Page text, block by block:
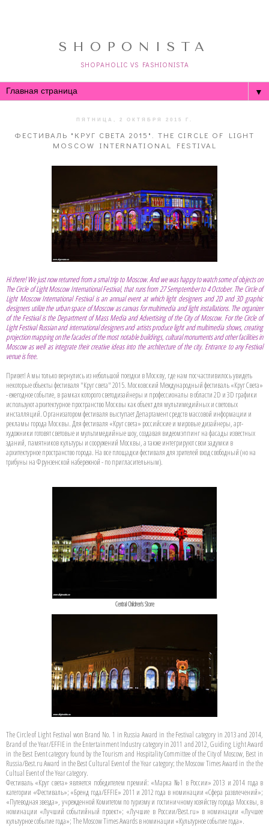
SHOPONISTA
SHOPAHOLIC VS FASHIONISTA
▼
ПЯТНИЦА, 2 ОКТЯБРЯ 2015 Г.
ФЕСТИВАЛЬ "КРУГ СВЕТА 2015". THE CIRCLE OF LIGHT
MOSCOW INTERNATIONAL FESTIVAL
Hi there! We just now returned from a smal trip to Moscow. And we was happy to watch some of objects on
The Circle of Light Moscow International Festival, that runs from 27 Semptember to 4 October. The Circle of
Light Moscow International Festival is an annual event at which light designers and 2D and 3D graphic
designers utilize the urban space of Moscow as canvas for multimedia and light installations. The organizer
of the Festival is the Department of Mass Media and Advertising of the City of Moscow. For the Circle of
Light Festival Russian and international designers and artists produce light and multimedia shows, creating
projection mapping on the facades of the most notable buildings, cultural monuments and other facilities in
Moscow as well as integrate their creative ideas into the architecture of the city. Entrance to any Festival
venue is free.
Привет! А мы только вернулись из небольшой поездки в Москву, где нам посчастливилось увидеть
некоторые объекты фестиваля "Круг света" 2015. Московский Международный фестиваль «Круг Света»
- ежегодное событие, в рамках которого светодизайнеры и профессионалы в области 2D и 3D графики
используют архитектурное пространство Москвы как объект для мультимедийных и световых
инсталляций. Организатором фестиваля выступает Департамент средств массовой информации и
рекламы города Москвы. Для фестиваля «Круг света» российские и мировые дизайнеры, арт-
художники готовят световые и мультимедийные шоу, создавая видеомэппинг на фасады известных
зданий, памятников культуры и сооружений Москвы, а также интегрируют свои задумки в
архитектурное пространство города. На все площадки фестиваля для зрителей вход свободный (но на
трибуны на Фрунзенской набережной - по пригласительным).
Central Children's Store
The Circle of Light Festival won Brand No. 1 in Russia Award in the Festival category in 2013 and 2014,
Brand of the Year/EFFIE in the Entertainment Industry category in 2011 and 2012, Guiding Light Award
in the Best Event category found by the Tourism and Hospitality Committee of the City of Moscow, Best in
Russia/Best.ru Award in the Best Cultural Event of the Year category; the Moscow Times Award in the the
Cultual Event of the Year category.
Фестиваль «Круг света» является победителем премий: «Марка №1 в России» 2013 и 2014 года в
категории «Фестиваль»; «Бренд года/EFFIE» 2011 и 2012 года в номинации «Сфера развлечений»;
«Путеводная звезда», учрежденной Комитетом по туризму и гостиничному хозяйству города Москвы, в
номинации «Лучший событийный проект»; «Лучшие в России/Best.ru» в номинации «Лучшее
культурное событие года»; The Moscow Times Awards в номинации «Культурное событие года».